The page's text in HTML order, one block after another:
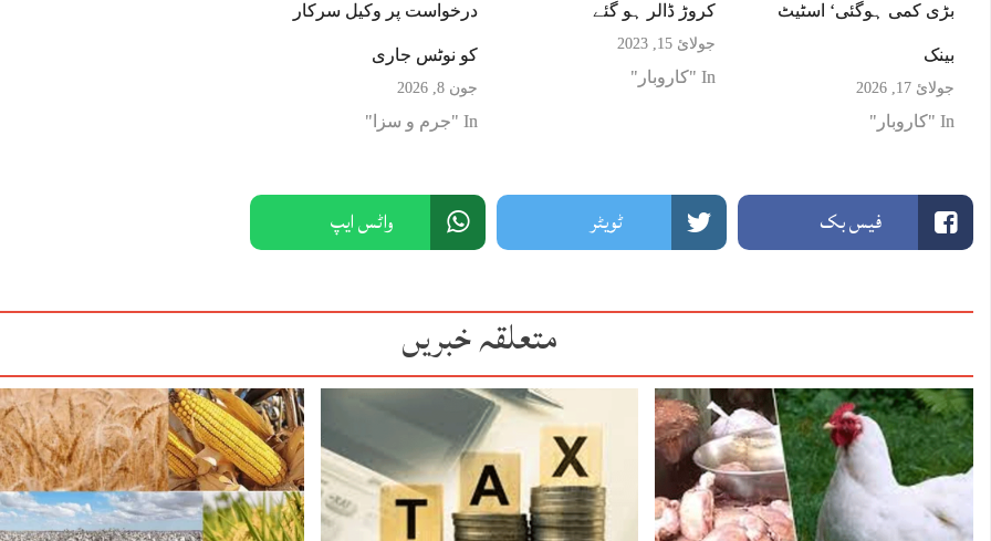
درخواست پر وکیل سرکار
کو نوٹس جاری
جون 8, 2026
In "جرم و سزا"
کروڑ ڈالر ہو گئے
جولائ 15, 2023
In "کاروبار"
بڑی کمی ہوگئی‘ اسٹیٹ
بینک
جولائ 17, 2026
In "کاروبار"
فیس بک ٹویٹر واٹس ایپ
متعلقہ خبریں